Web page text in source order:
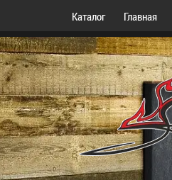
Каталог Главная